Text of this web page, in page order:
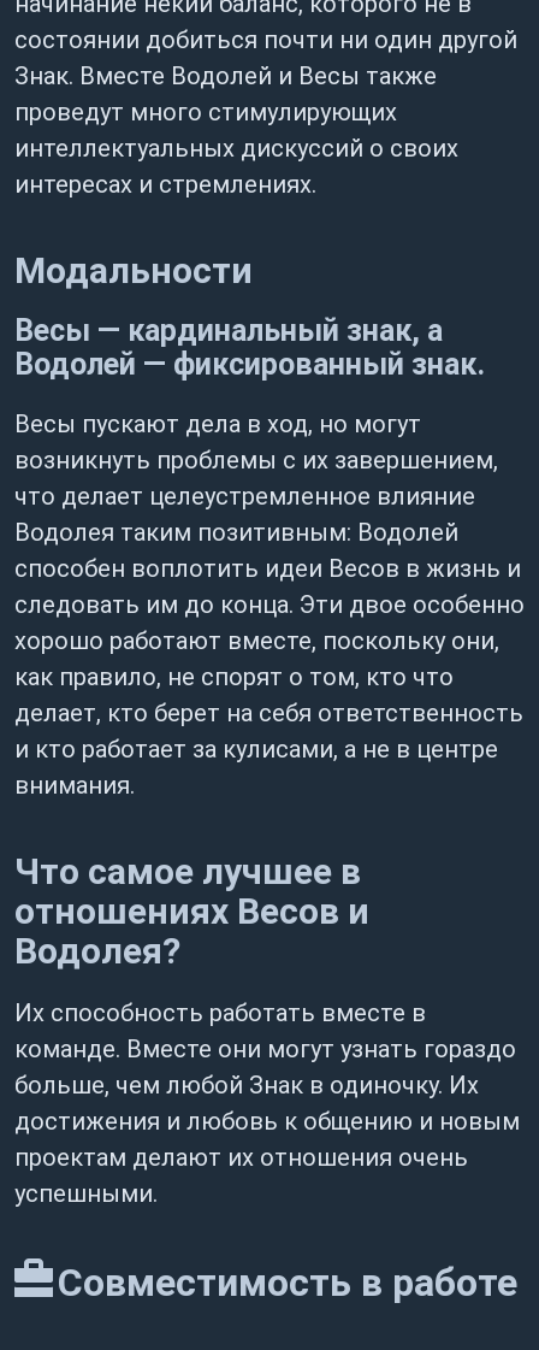
состоянии добиться почти ни один другой
Знак. Вместе Водолей и Весы также
проведут много стимулирующих
интеллектуальных дискуссий о своих
интересах и стремлениях.
Модальности
Весы — кардинальный знак, а
Водолей — фиксированный знак.
Весы пускают дела в ход, но могут
возникнуть проблемы с их завершением,
что делает целеустремленное влияние
Водолея таким позитивным: Водолей
способен воплотить идеи Весов в жизнь и
следовать им до конца. Эти двое особенно
хорошо работают вместе, поскольку они,
как правило, не спорят о том, кто что
делает, кто берет на себя ответственность
и кто работает за кулисами, а не в центре
внимания.
Что самое лучшее в
отношениях Весов и
Водолея?
Их способность работать вместе в
команде. Вместе они могут узнать гораздо
больше, чем любой Знак в одиночку. Их
достижения и любовь к общению и новым
проектам делают их отношения очень
успешными.
Совместимость в работе